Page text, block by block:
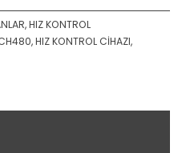
,HIZ KONTROL
,HIZ KONTROL CİHAZI,